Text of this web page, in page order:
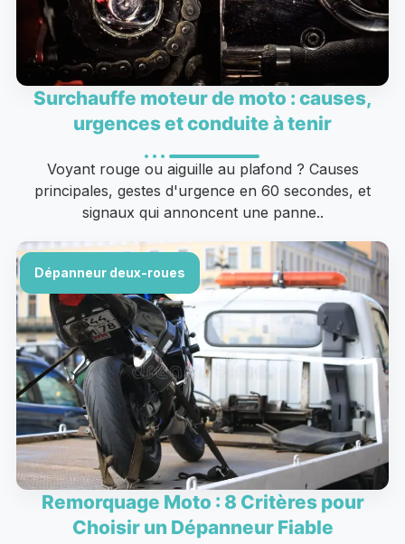
Surchauffe moteur de moto : causes,
urgences et conduite à tenir
Voyant rouge ou aiguille au plafond ? Causes
principales, gestes d'urgence en 60 secondes, et
signaux qui annoncent une panne..
Dépanneur deux-roues
Remorquage Moto : 8 Critères pour
Choisir un Dépanneur Fiable